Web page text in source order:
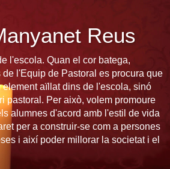
Reus
l'escola. Quan el cor batega,
de l'Equip de Pastoral es procura que
element aïllat dins de l'escola, sinó
pastoral. Per això, volem promoure
alumnes d'acord amb l'estil de vida
per a construir-se com a persones
i així poder millorar la societat i el